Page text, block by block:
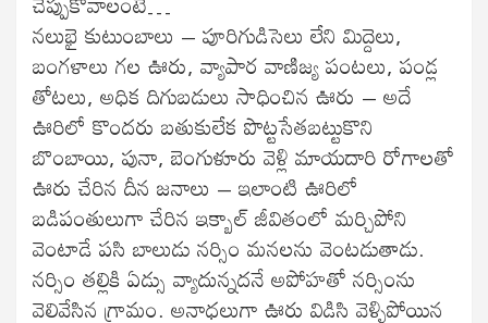
నలుభై కుటుంబాలు – పూరిగుడిసెలు లేని మిద్దెలు,
బంగళాలు గల ఊరు, వ్యాపార వాణిజ్య పంటలు, పండ్ల
తోటలు, అధిక దిగుబడులు సాధించిన ఊరు – అదే
ఊరిలో కొందరు బతుకులేక పొట్టసేతబట్టుకొని
బొంబాయి, పునా, బెంగుళూరు వెళ్లి మాయదారి రోగాలతో
ఊరు చేరిన దీన జనాలు – ఇలాంటి ఊరిలో
బడిపంతులుగా చేరిన ఇక్బాల్ జీవితంలో మర్చిపోని
వెంటాడే పసి బాలుడు నర్సిం మనలను వెంటడుతాడు.
నర్సిం తల్లికి ఏడ్సు వ్యాదున్నదనే అపోహతో నర్సింను
వెలివేసిన గ్రామం. అనాధలుగా ఊరు విడిసి వెళ్ళిపోయిన